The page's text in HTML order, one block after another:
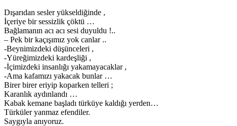
Dışarıdan sesler yükseldiğinde ,
İçeriye bir sessizlik çöktü …
Bağlamanın acı acı sesi duyuldu !..
– Pek bir kaçışımız yok canlar ..
-Beynimizdeki düşünceleri ,
-Yüreğimizdeki kardeşliği ,
-İçimizdeki insanlığı yakamayacaklar ,
-Ama kafamızı yakacak bunlar …
Birer birer eriyip koparken telleri ;
Karanlık aydınlandı …
Kabak kemane başladı türküye kaldığı yerden…
Türküler yanmaz efendiler.
Saygıyla anıyoruz.